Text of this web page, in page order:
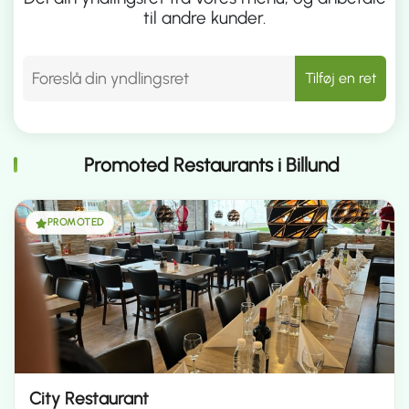
til andre kunder.
Tilføj en ret
Promoted Restaurants i Billund
PROMOTED
City Restaurant